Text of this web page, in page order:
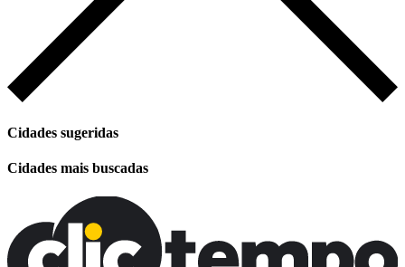
Cidades sugeridas
Cidades mais buscadas